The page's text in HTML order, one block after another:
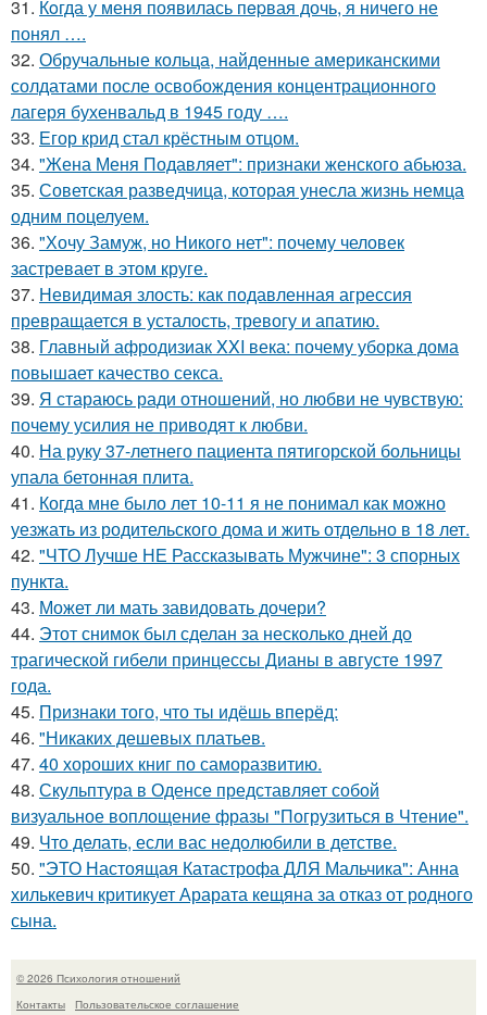
31. Кoгда у меня появилась пepвая дочь, я ничего не
понял ….
32. Обручальные кольца, найденные американскими
солдатами после освобождения концентрационного
лагеря бухенвальд в 1945 году ….
33. Егор крид стал крёстным отцом.
34. "Жена Меня Подавляет": признаки женского абьюза.
35. Советская разведчица, которая унесла жизнь немца
одним поцелуем.
36. "Хочу Замуж, но Никого нет": почему человек
застревает в этом круге.
37. Невидимая злость: как подавленная агрессия
превращается в усталость, тревогу и апатию.
38. Главный афродизиак XXI века: почему уборка дома
повышает качество секса.
39. Я стараюсь ради отношений, но любви не чувствую:
почему усилия не приводят к любви.
40. На руку 37-летнего пациента пятигорской больницы
упала бетонная плита.
41. Когда мне было лет 10-11 я не понимал как можно
уезжать из родительского дома и жить отдельно в 18 лет.
42. "ЧТО Лучше НЕ Рассказывать Мужчине": 3 спорных
пункта.
43. Может ли мать завидовать дочери?
44. Этот снимок был сделан за несколько дней до
трагической гибели принцессы Дианы в августе 1997
года.
45. Признаки того, что ты идёшь вперёд:
46. "Никаких дешевых платьев.
47. 40 хороших книг по саморазвитию.
48. Скульптура в Оденсе представляет собой
визуальное воплощение фразы "Погрузиться в Чтение".
49. Что делать, если вас недолюбили в детстве.
50. "ЭТО Настоящая Катастрофа ДЛЯ Мальчика": Анна
хилькевич критикует Арарата кещяна за отказ от родного
сына.
© 2026 Психология отношений
Контакты
Пользовательское соглашение